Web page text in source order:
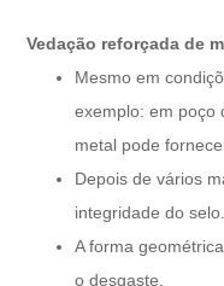
Vedação reforçada de
Mesmo em
exemplo: em poço
metal pode
Depois de vários
integridade do selo.
A forma
o desgaste.